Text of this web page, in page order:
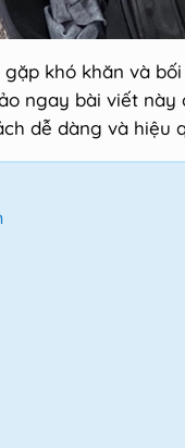
khó khăn và
ngay bài viết này
dễ dàng và hiệu